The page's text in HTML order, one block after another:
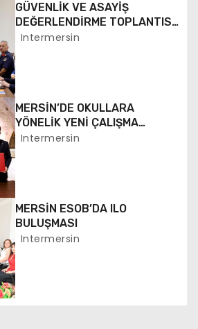
GÜVENLİK VE ASAYİŞ
DEĞERLENDİRME TOPLANTISI
YAPILDI
Intermersin
MERSİN’DE OKULLARA
YÖNELİK YENİ ÇALIŞMA
BAŞLATILDI
Intermersin
MERSİN ESOB’DA ILO
BULUŞMASI
Intermersin